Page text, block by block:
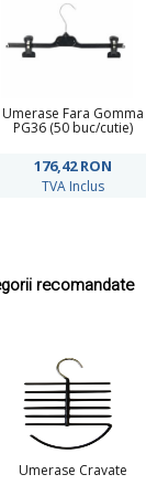
Umerase Fara Gomma
PG36 (50 buc/cutie)
176,42RON
TVA Inclus
recomandate
Umerase Cravate